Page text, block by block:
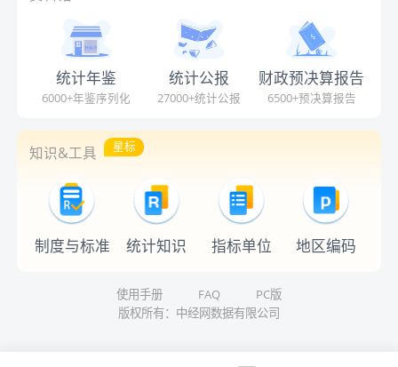
统计年鉴
6000+年鉴序列化
统计公报
27000+统计公报
财政预决算报告
6500+预决算报告
知识&工具 星标
制度与标准 统计知识 指标单位 地区编码
使用手册 FAQ
PC版
版权所有：中经网数据有限公司